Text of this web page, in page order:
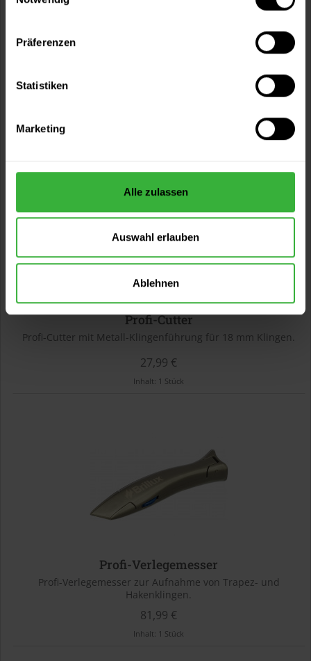
Präferenzen
Statistiken
Marketing
Alle zulassen
Auswahl erlauben
Ablehnen
Profimesser mit Metall-Klingenführung für 18 mm Klingen.
Profi-Cutter
Profi-Cutter mit Metall-Klingenführung für 18 mm Klingen.
27,99 €
Inhalt: 1 Stück
Profi-Verlegemesser
Profi-Verlegemesser zur Aufnahme von Trapez- und
Hakenklingen.
81,99 €
Inhalt: 1 Stück